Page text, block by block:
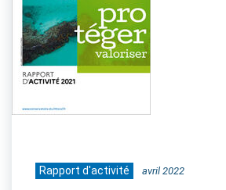
Rapport d'activité avril 2022